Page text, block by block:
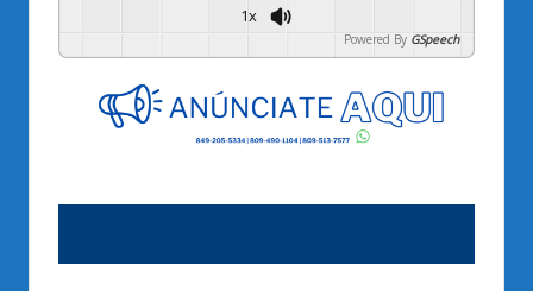
1x
Powered By GSpeech